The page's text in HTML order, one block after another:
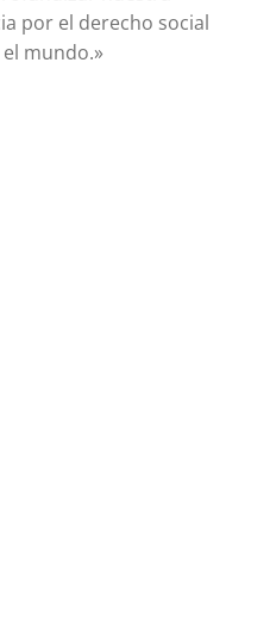
por el derecho social
mundo.»